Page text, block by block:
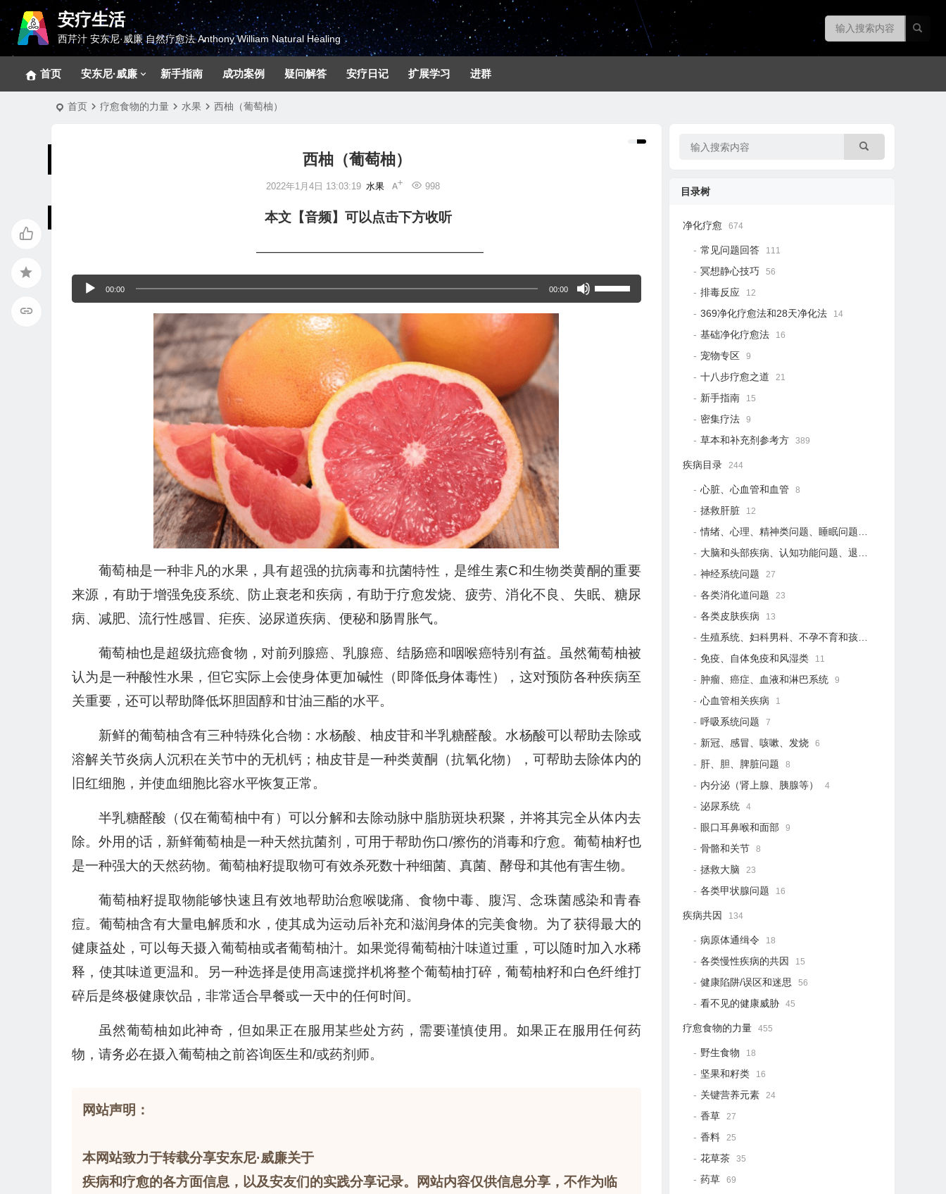
安疗生活
西芹汁 安东尼·威廉 自然疗愈法 Anthony William Natural Healing
首页 安东尼·威廉 新手指南 成功案例 疑问解答 安疗日记 扩展学习 进群
首页 疗愈食物的力量 水果 西柚（葡萄柚）
西柚（葡萄柚）
2022年1月4日 13:03:19 水果 998
本文【音频】可以点击下方收听
—————————————————
频
00:00 00:00
使
用
音
量。
葡萄柚是一种非凡的水果，具有超强的抗病毒和抗菌特性，是维生素C和生物类黄酮的重要
来源，有助于增强免疫系统、防止衰老和疾病，有助于疗愈发烧、疲劳、消化不良、失眠、糖尿
病、减肥、流行性感冒、疟疾、泌尿道疾病、便秘和肠胃胀气。
葡萄柚也是超级抗癌食物，对前列腺癌、乳腺癌、结肠癌和咽喉癌特别有益。虽然葡萄柚被
认为是一种酸性水果，但它实际上会使身体更加碱性（即降低身体毒性），这对预防各种疾病至
关重要，还可以帮助降低坏胆固醇和甘油三酯的水平。
新鲜的葡萄柚含有三种特殊化合物：水杨酸、柚皮苷和半乳糖醛酸。水杨酸可以帮助去除或
溶解关节炎病人沉积在关节中的无机钙；柚皮苷是一种类黄酮（抗氧化物），可帮助去除体内的
旧红细胞，并使血细胞比容水平恢复正常。
半乳糖醛酸（仅在葡萄柚中有）可以分解和去除动脉中脂肪斑块积聚，并将其完全从体内去
除。外用的话，新鲜葡萄柚是一种天然抗菌剂，可用于帮助伤口/擦伤的消毒和疗愈。葡萄柚籽也
是一种强大的天然药物。葡萄柚籽提取物可有效杀死数十种细菌、真菌、酵母和其他有害生物。
葡萄柚籽提取物能够快速且有效地帮助治愈喉咙痛、食物中毒、腹泻、念珠菌感染和青春
痘。葡萄柚含有大量电解质和水，使其成为运动后补充和滋润身体的完美食物。为了获得最大的
健康益处，可以每天摄入葡萄柚或者葡萄柚汁。如果觉得葡萄柚汁味道过重，可以随时加入水稀
释，使其味道更温和。另一种选择是使用高速搅拌机将整个葡萄柚打碎，葡萄柚籽和白色纤维打
碎后是终极健康饮品，非常适合早餐或一天中的任何时间。
虽然葡萄柚如此神奇，但如果正在服用某些处方药，需要谨慎使用。如果正在服用任何药
物，请务必在摄入葡萄柚之前咨询医生和/或药剂师。
网站声明：
本网站致力于转载分享安东尼·威廉关于
疾病和疗愈的各方面信息，以及安友们的实践分享记录。网站内容仅供信息分享，不作为临
目录树
净化疗愈 674
常见问题回答 111
冥想静心技巧 56
排毒反应 12
369净化疗愈法和28天净化法 14
基础净化疗愈法 16
宠物专区 9
十八步疗愈之道 21
新手指南 15
密集疗法 9
草本和补充剂参考方 389
疾病目录 244
心脏、心血管和血管 8
拯救肝脏 12
情绪、心理、精神类问题、睡眠问题 18
大脑和头部疾病、认知功能问题、退行性疾病
神经系统问题 27
各类消化道问题 23
各类皮肤疾病 13
生殖系统、妇科男科、不孕不育和孩子健康
免疫、自体免疫和风湿类 11
肿瘤、癌症、血液和淋巴系统 9
心血管相关疾病 1
呼吸系统问题 7
新冠、感冒、咳嗽、发烧 6
肝、胆、脾脏问题 8
内分泌（肾上腺、胰腺等） 4
泌尿系统 4
眼口耳鼻喉和面部 9
骨骼和关节 8
拯救大脑 23
各类甲状腺问题 16
疾病共因 134
病原体通缉令 18
各类慢性疾病的共因 15
健康陷阱/误区和迷思 56
看不见的健康威胁 45
疗愈食物的力量 455
野生食物 18
坚果和籽类 16
关键营养元素 24
香草 27
香料 25
花草茶 35
药草 69